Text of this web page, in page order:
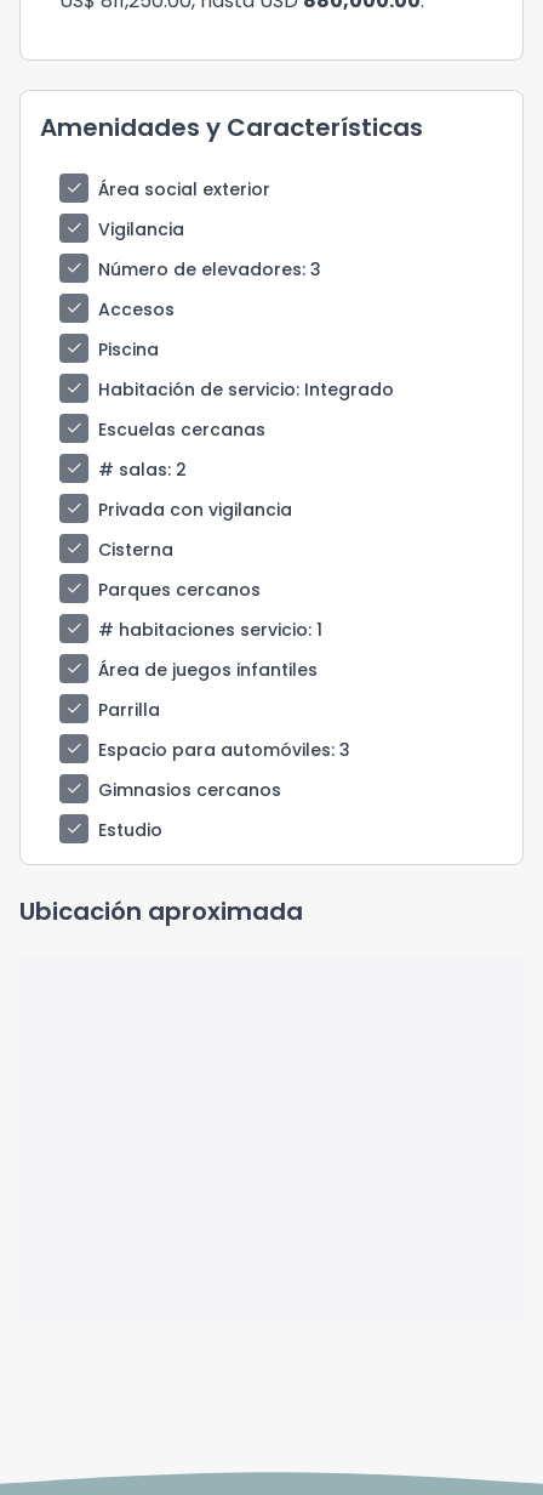
Amenidades y Características
check
Área social exterior
check
Vigilancia
check
Número de elevadores: 3
check
Accesos
check
Piscina
check
Habitación de servicio: Integrado
check
Escuelas cercanas
check
# salas: 2
check
Privada con vigilancia
check
Cisterna
check
Parques cercanos
check
# habitaciones servicio: 1
check
Área de juegos infantiles
check
Parrilla
check
Espacio para automóviles: 3
check
Gimnasios cercanos
check
Estudio
Ubicación aproximada